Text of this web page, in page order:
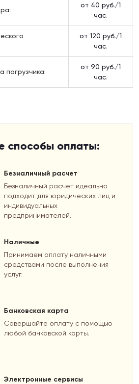
от 40 руб./1
час.
от 120 руб./1
час.
погрузчика:
от 90 руб./1
час.
способы оплаты:
Безналичный расчет
Безналичный расчет идеально
подходит для юридических лиц и
индивидуальных
предпринимателей.
Наличные
Принимаем оплату наличными
средствами после выполнения
услуг.
Банковская карта
Совершайте оплату с помощью
любой банковской карты.
Электронные сервисы